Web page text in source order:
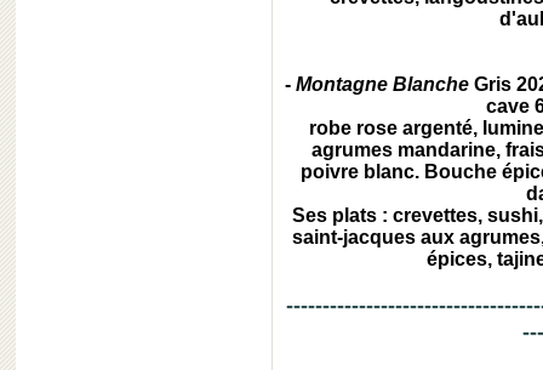
-Montagne Blanche Gris
cave
robe rose argenté,
agrumes mandarine,
poivre blanc. Bouche
Ses plats : crevettes,
saint-jacques aux
épices,